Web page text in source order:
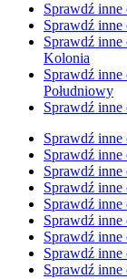
Sprawdź
Sprawdź
Sprawdź
Kolonia
Sprawdź
Południowy
Sprawdź
Sprawdź
Sprawdź
Sprawdź
Sprawdź
Sprawdź
Sprawdź
Sprawdź
Sprawdź
Sprawdź